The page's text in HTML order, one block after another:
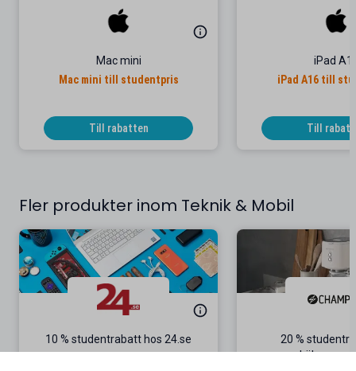
Mac mini
Mac mini till studentpris
Till rabatten
iPad
iPad A16 till
Till
Fler produkter inom Teknik & Mobil
10 % studentrabatt hos 24.se
20 %